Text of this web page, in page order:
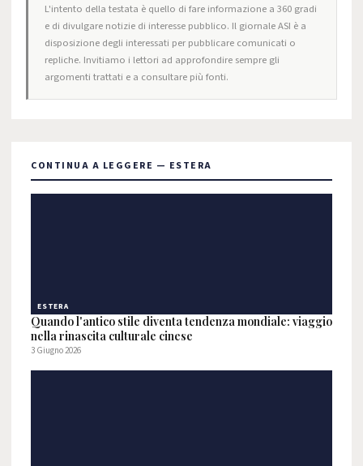
L'intento della testata è quello di fare informazione a 360 gradi
e di divulgare notizie di interesse pubblico. Il giornale ASI è a
disposizione degli interessati per pubblicare comunicati o
repliche. Invitiamo i lettori ad approfondire sempre gli
argomenti trattati e a consultare più fonti.
CONTINUA A LEGGERE — ESTERA
ESTERA
Quando l'antico stile diventa tendenza mondiale: viaggio
nella rinascita culturale cinese
3 Giugno 2026